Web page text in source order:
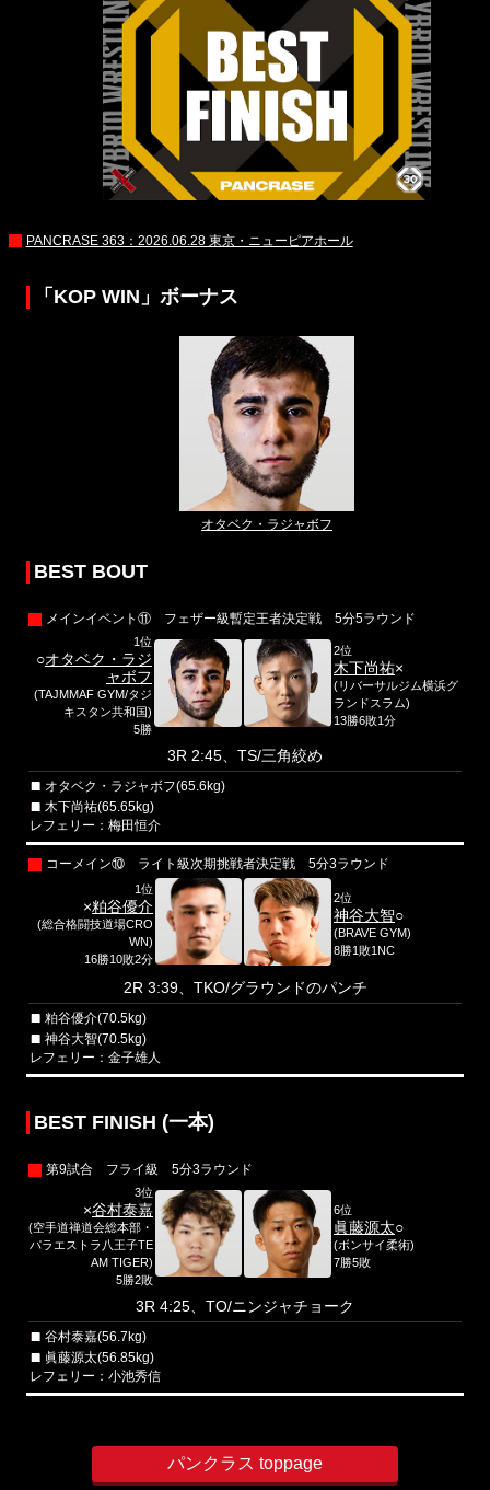
PANCRASE 363：2026.06.28 東京・ニューピアホール
「KOP WIN」ボーナス
オタベク・ラジャボフ
BEST BOUT
メインイベント⑪ フェザー級暫定王者決定戦 5分5ラウンド
1位
○オタベク・ラジ
ャボフ
(TAJMMAF GYM/タジ
キスタン共和国)
5勝
2位
木下尚祐×
(リバーサルジム横浜グ
ランドスラム)
13勝6敗1分
3R 2:45、TS/三角絞め
オタベク・ラジャボフ(65.6kg)
木下尚祐(65.65kg)
レフェリー：梅田恒介
コーメイン⑩ ライト級次期挑戦者決定戦 5分3ラウンド
1位
×粕谷優介
(総合格闘技道場CRO
WN)
16勝10敗2分
2位
神谷大智○
(BRAVE GYM)
8勝1敗1NC
2R 3:39、TKO/グラウンドのパンチ
粕谷優介(70.5kg)
神谷大智(70.5kg)
レフェリー：金子雄人
BEST FINISH (一本)
第9試合 フライ級 5分3ラウンド
3位
×谷村泰嘉
(空手道禅道会総本部・
パラエストラ八王子TE
AM TIGER)
5勝2敗
6位
眞藤源太○
(ボンサイ柔術)
7勝5敗
3R 4:25、TO/ニンジャチョーク
谷村泰嘉(56.7kg)
眞藤源太(56.85kg)
レフェリー：小池秀信
パンクラス toppage